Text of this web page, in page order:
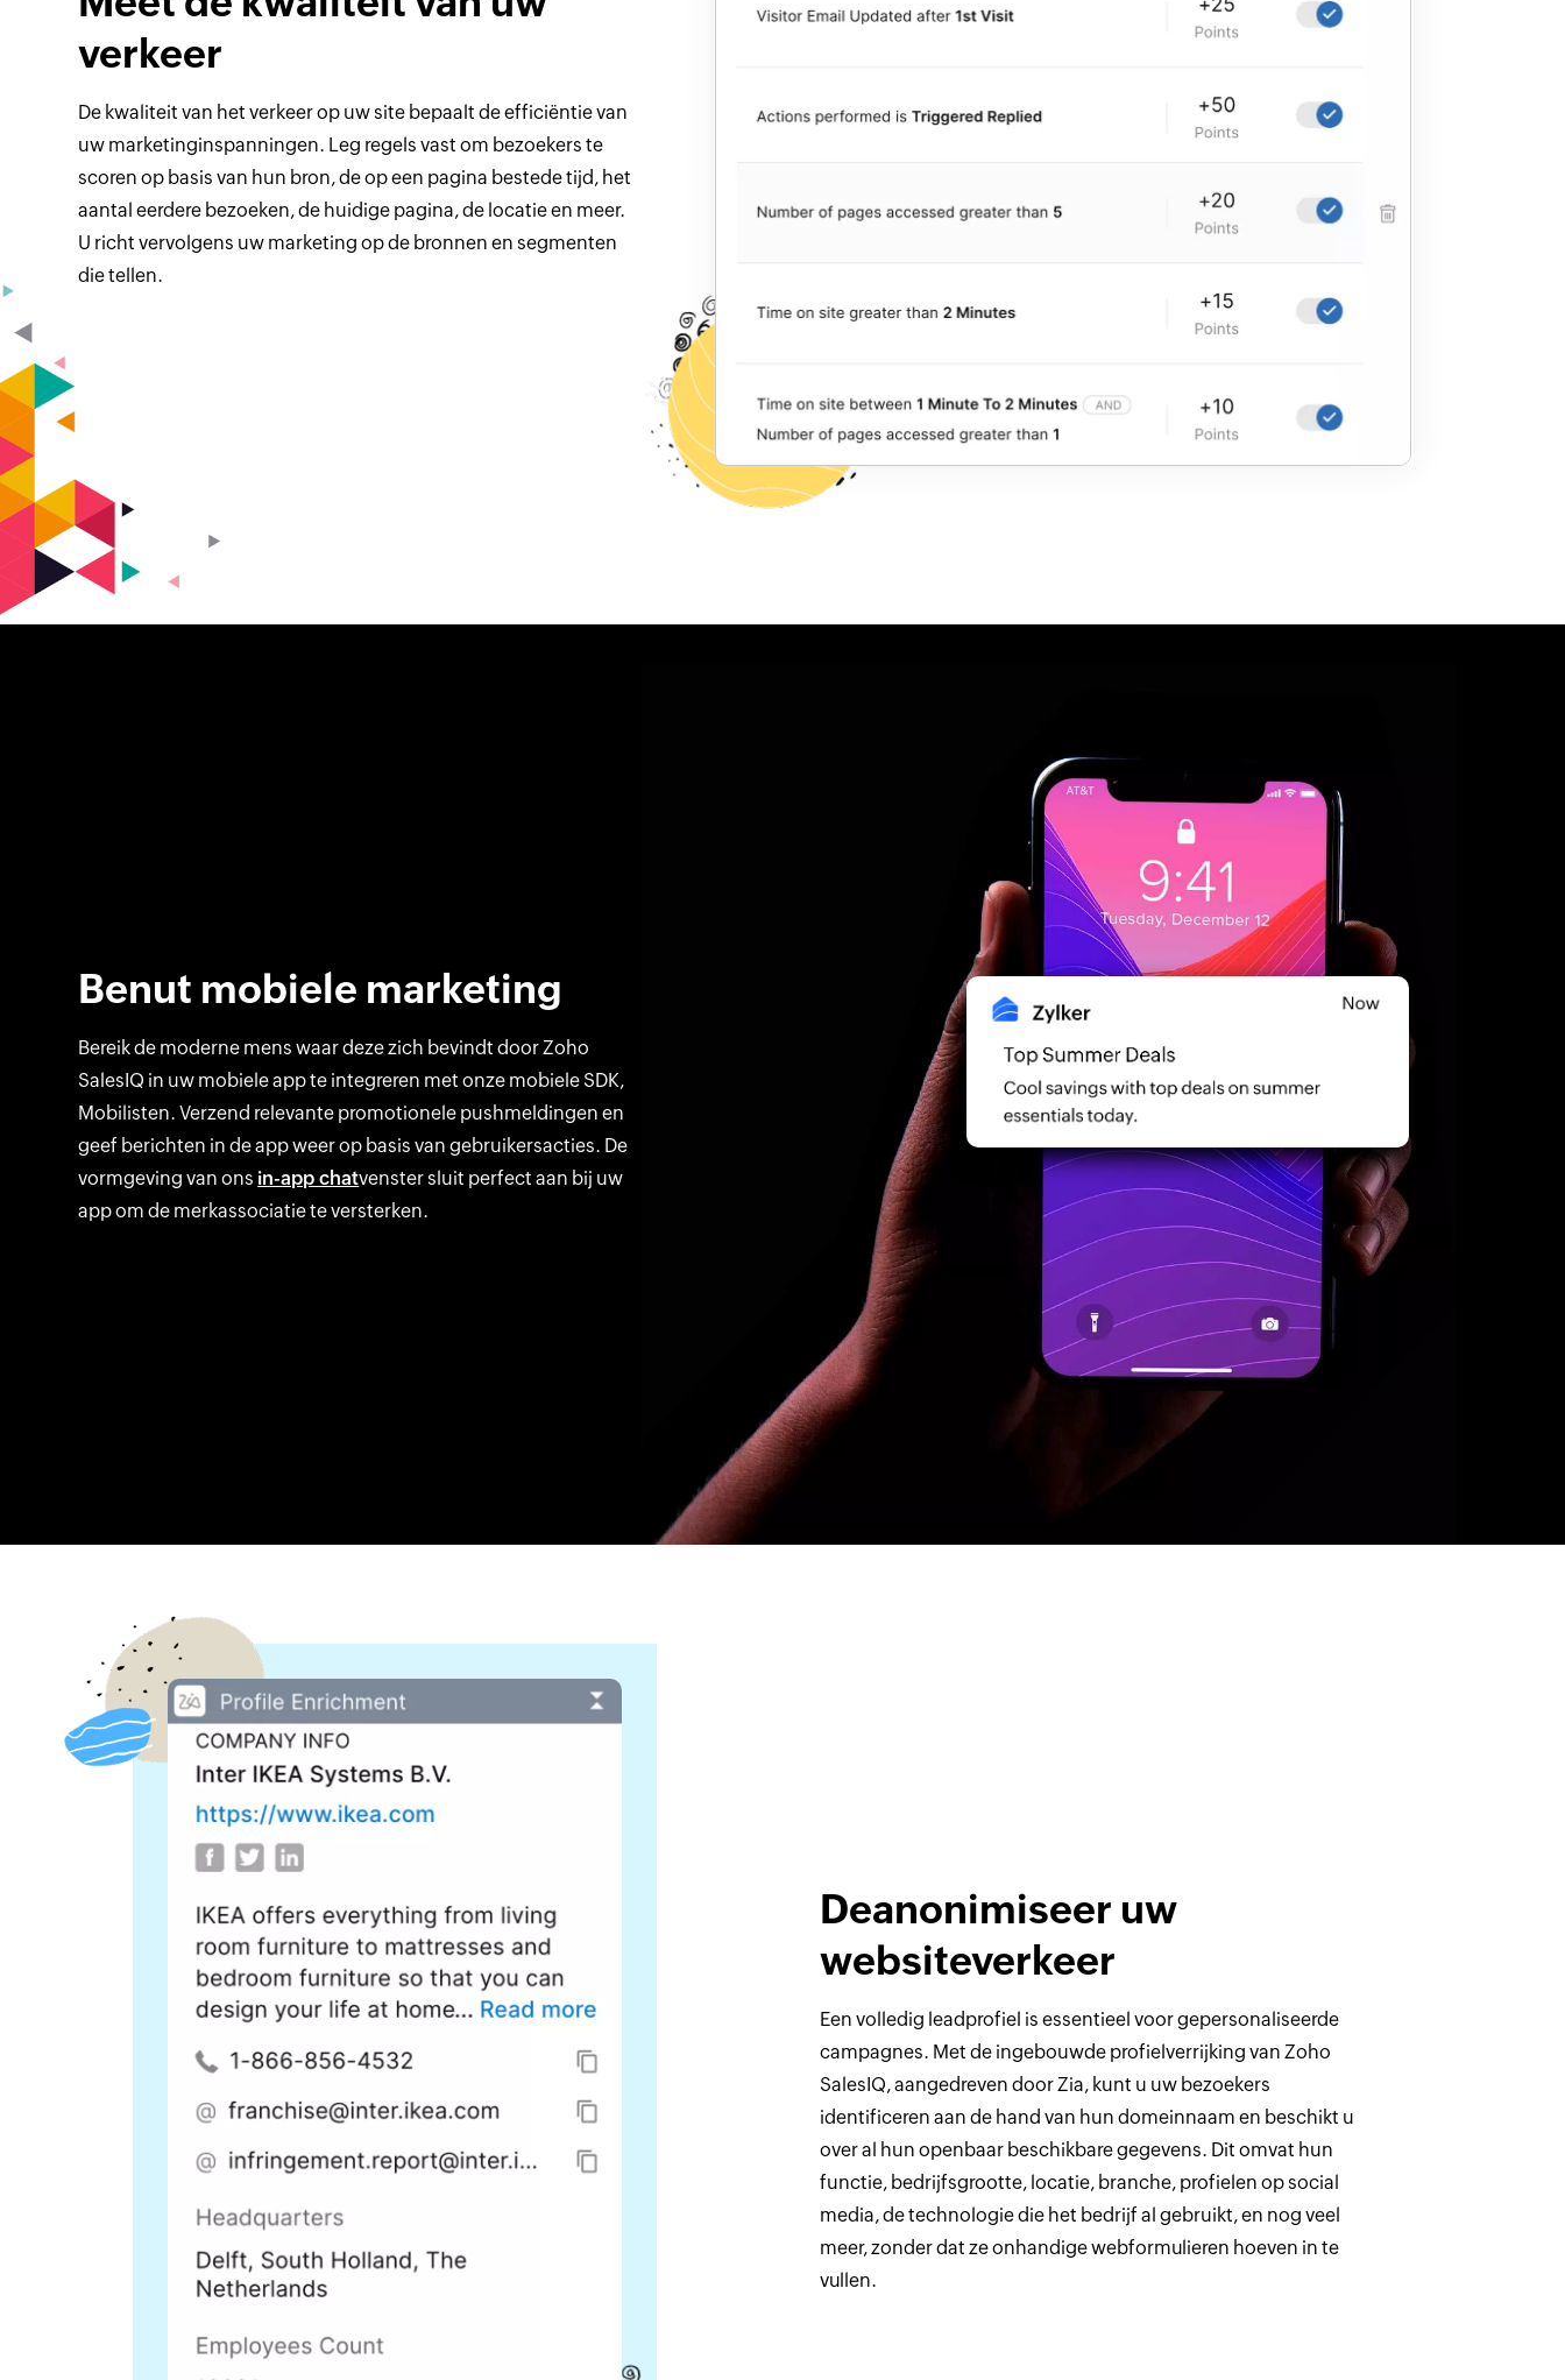
verkeer
De kwaliteit van het verkeer op uw site bepaalt de efficiëntie van
uw marketinginspanningen. Leg regels vast om bezoekers te
scoren op basis van hun bron, de op een pagina bestede tijd, het
aantal eerdere bezoeken, de huidige pagina, de locatie en meer.
U richt vervolgens uw marketing op de bronnen en segmenten
die tellen.
Benut mobiele marketing
Bereik de moderne mens waar deze zich bevindt door Zoho
SalesIQ in uw mobiele app te integreren met onze mobiele SDK,
Mobilisten. Verzend relevante promotionele pushmeldingen en
geef berichten in de app weer op basis van gebruikersacties. De
vormgeving van ons in-app chatvenster sluit perfect aan bij uw
app om de merkassociatie te versterken.
Deanonimiseer uw
websiteverkeer
Een volledig leadprofiel is essentieel voor gepersonaliseerde
campagnes. Met de ingebouwde profielverrijking van Zoho
SalesIQ, aangedreven door Zia, kunt u uw bezoekers
identificeren aan de hand van hun domeinnaam en beschikt u
over al hun openbaar beschikbare gegevens. Dit omvat hun
functie, bedrijfsgrootte, locatie, branche, profielen op social
media, de technologie die het bedrijf al gebruikt, en nog veel
meer, zonder dat ze onhandige webformulieren hoeven in te
vullen.‌